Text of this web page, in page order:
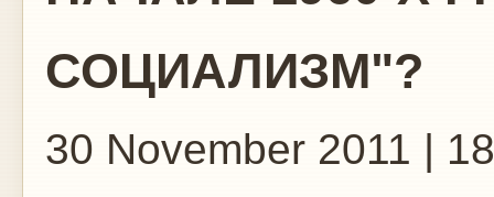
СОЦИАЛИЗМ"?
30 November 2011 |